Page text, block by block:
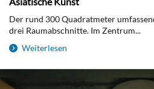
Der rund 300 Quadratmeter
drei Raumabschnitte. Im Zentrum...
Weiterlesen